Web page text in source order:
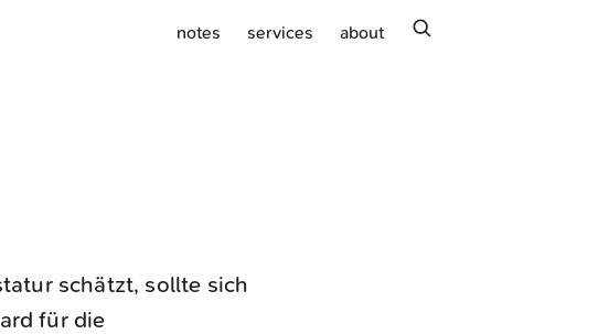
notes services about
schätzt, sollte sich
für die